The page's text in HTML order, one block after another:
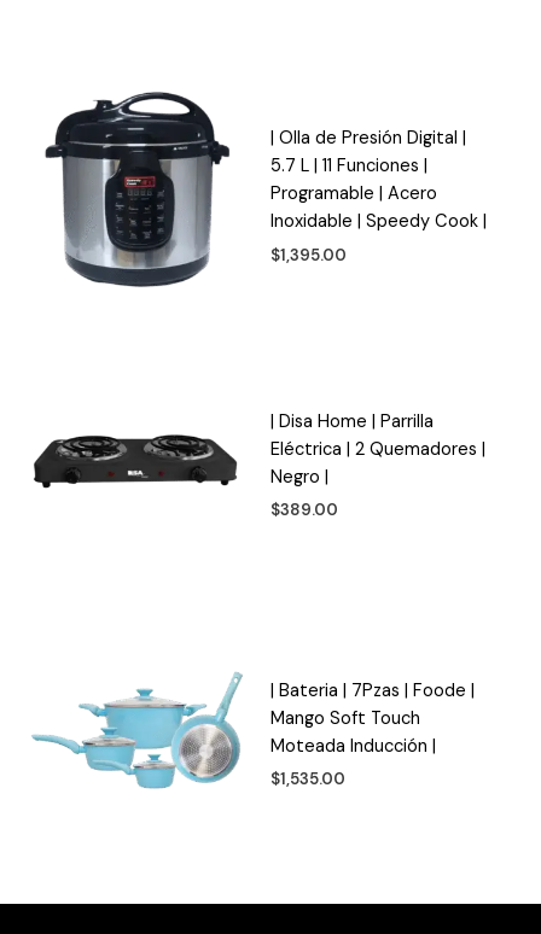
| Olla de Presión Digital |
5.7 L | 11 Funciones |
Programable | Acero
Inoxidable | Speedy Cook |
$1,395.00
| Disa Home | Parrilla
Eléctrica | 2 Quemadores |
Negro |
$389.00
| Bateria | 7Pzas | Foode |
Mango Soft Touch
Moteada Inducción |
$1,535.00